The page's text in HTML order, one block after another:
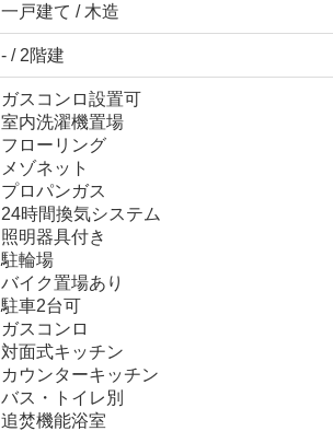
一戸建て / 木造
- / 2階建
ガスコンロ設置可
室内洗濯機置場
フローリング
メゾネット
プロパンガス
24時間換気システム
照明器具付き
駐輪場
バイク置場あり
駐車2台可
ガスコンロ
対面式キッチン
カウンターキッチン
バス・トイレ別
追焚機能浴室